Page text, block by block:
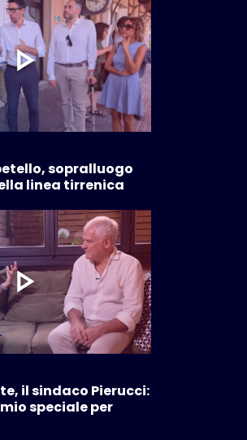
sopralluogo
linea tirrenica
il sindaco Pierucci:
speciale per